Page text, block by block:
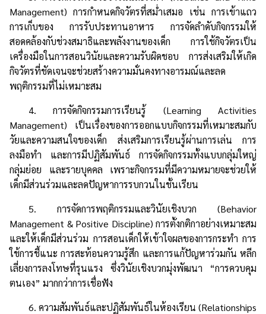
Management) การกำหนดกิจวัตรที่สม่ำเสมอ เช่น การเข้าแถว
การเก็บของ การรับประทานอาหาร การจัดลำดับกิจกรรมให้
สอดคล้องกับช่วงสมาธิและพลังงานของเด็ก การใช้กิจวัตรเป็น
เครื่องมือในการสอนวินัยและความรับผิดชอบ การส่งเสริมให้เกิด
กิจวัตรที่ชัดเจนจะช่วยสร้างความมั่นคงทางอารมณ์และลด
พฤติกรรมที่ไม่เหมาะสม
4. การจัดกิจกรรมการเรียนรู้ (Learning Activities
Management) เป็นเรื่องของการออกแบบกิจกรรมที่เหมาะสมกับ
วัยและความสนใจของเด็ก ส่งเสริมการเรียนรู้ผ่านการเล่น การ
ลงมือทำ และการมีปฏิสัมพันธ์ การจัดกิจกรรมทั้งแบบกลุ่มใหญ่
กลุ่มย่อย และรายบุคคล เพราะกิจกรรมที่มีความหมายจะช่วยให้
เด็กมีส่วนร่วมและลดปัญหาการรบกวนในชั้นเรียน
5. การจัดการพฤติกรรมและวินัยเชิงบวก (Behavior
Management & Positive Discipline) การตั้งกติกาอย่างเหมาะสม
และให้เด็กมีส่วนร่วม การสอนเด็กให้เข้าใจผลของการกระทำ การ
ใช้การชี้แนะ การสะท้อนความรู้สึก และการแก้ปัญหาร่วมกัน หลีก
เลี่ยงการลงโทษที่รุนแรง ซึ่งวินัยเชิงบวกมุ่งพัฒนา “การควบคุม
ตนเอง” มากกว่าการเชื่อฟัง
6. ความสัมพันธ์และปฏิสัมพันธ์ในห้องเรียน (Relationships